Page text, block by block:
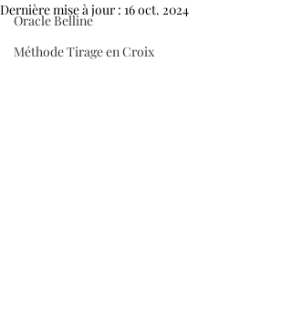
Oracle Belline
Méthode Tirage en Croix
Dernière mise à jour : 16 oct. 2024